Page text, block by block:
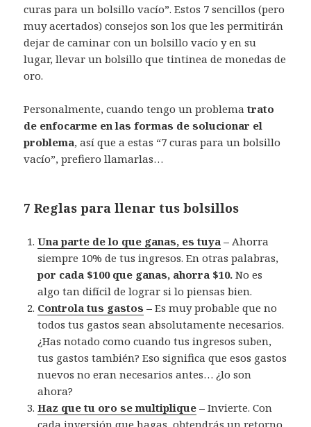
curas para un bolsillo vacío”. Estos 7 sencillos (pero
muy acertados) consejos son los que les permitirán
dejar de caminar con un bolsillo vacío y en su
lugar, llevar un bolsillo que tintinea de monedas de
oro.
Personalmente, cuando tengo un problematrato
de enfocarme en las formas de solucionar el
problema, así que a estas “7 curas para un bolsillo
vacío”, prefiero llamarlas…
7 Reglas para llenar tus bolsillos
Una parte de lo que ganas, es tuya –Ahorra
siempre 10% de tus ingresos. En otras palabras,
por cada $100 que ganas, ahorra $10. No es
algo tan difícil de lograr si lo piensas bien.
Controla tus gastos – Es muy probable que no
todos tus gastos sean absolutamente necesarios.
¿Has notado como cuando tus ingresos suben,
tus gastos también? Eso significa que esos gastos
nuevos no eran necesarios antes… ¿lo son
ahora?
Haz que tu oro se multiplique – Invierte. Con